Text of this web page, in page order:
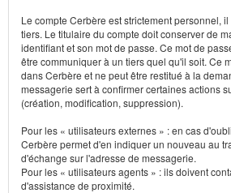
Le compte Cerbère est strictement personnel,
tiers. Le titulaire du compte doit conserver de
identifiant et son mot de passe. Ce mot de
être communiquer à un tiers quel qu'il soit. Ce
dans Cerbère et ne peut être restitué à la
messagerie sert à confirmer certaines actions
(création, modification, suppression).
Pour les « utilisateurs externes » : en cas
Cerbère permet d'en indiquer un nouveau au
d'échange sur l'adresse de messagerie.
Pour les « utilisateurs agents » : ils doivent
d'assistance de proximité.